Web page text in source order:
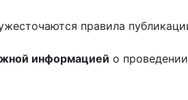
правила
информацией о